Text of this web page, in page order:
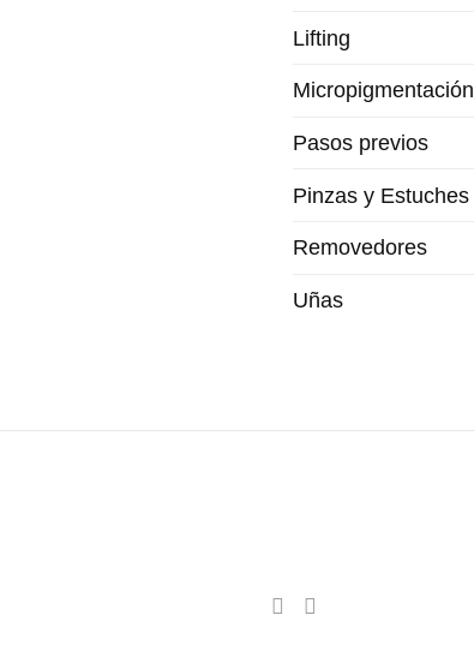
Lifting
Micropigmentación
Pasos previos
Pinzas y Estuches
Removedores
Uñas